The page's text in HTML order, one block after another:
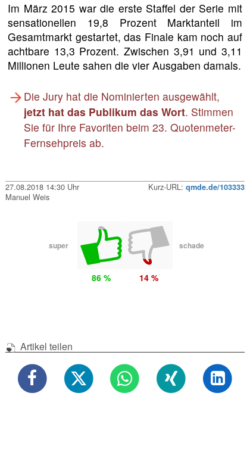
Im März 2015 war die erste Staffel der Serie mit
sensationellen 19,8 Prozent Marktanteil im
Gesamtmarkt gestartet, das Finale kam noch auf
achtbare 13,3 Prozent. Zwischen 3,91 und 3,11
Millionen Leute sahen die vier Ausgaben damals.
Die Jury hat die Nominierten ausgewählt,
jetzt hat das Publikum das Wort. Stimmen
Sie für Ihre Favoriten beim 23. Quotenmeter-
Fernsehpreis ab.
27.08.2018 14:30 Uhr Kurz-URL: qmde.de/103333
Manuel Weis
super schade
86 % 14 %
Artikel teilen